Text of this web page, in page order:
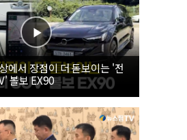
에서 장점이 더 돋보이는 '전
볼보 EX90